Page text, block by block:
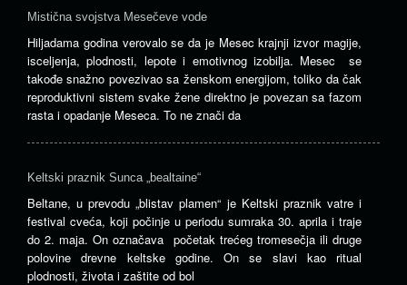
Mistična svojstva Mesečeve vode
Hiljadama godina verovalo se da je Mesec krajnji izvor magije,
isceljenja, plodnosti, lepote i emotivnog izobilja. Mesec se
takođe snažno povezivao sa ženskom energijom, toliko da čak
reproduktivni sistem svake žene direktno je povezan sa fazom
rasta i opadanje Meseca. To ne znači da
Keltski praznik Sunca „bealtaine“
Beltane, u prevodu „blistav plamen“ je Keltski praznik vatre i
festival cveća, koji počinje u periodu sumraka 30. aprila i traje
do 2. maja. On označava početak trećeg tromesečja ili druge
polovine drevne keltske godine. On se slavi kao ritual
plodnosti, života i zaštite od bol